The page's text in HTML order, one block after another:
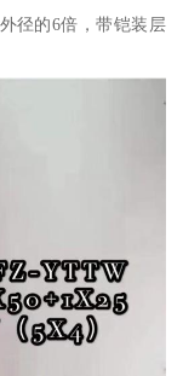
径的6倍，带铠装层